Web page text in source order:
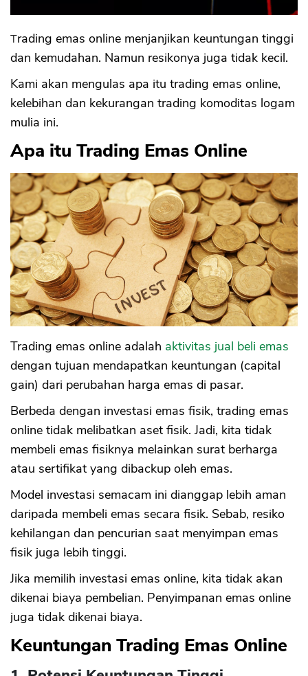
Trading emas online menjanjikan keuntungan tinggi
dan kemudahan. Namun resikonya juga tidak kecil.
Kami akan mengulas apa itu trading emas online,
kelebihan dan kekurangan trading komoditas logam
mulia ini.
Apa itu Trading Emas Online
Trading emas online adalah aktivitas jual beli emas
dengan tujuan mendapatkan keuntungan (capital
gain) dari perubahan harga emas di pasar.
Berbeda dengan investasi emas fisik, trading emas
online tidak melibatkan aset fisik. Jadi, kita tidak
membeli emas fisiknya melainkan surat berharga
atau sertifikat yang dibackup oleh emas.
Model investasi semacam ini dianggap lebih aman
daripada membeli emas secara fisik. Sebab, resiko
kehilangan dan pencurian saat menyimpan emas
fisik juga lebih tinggi.
Jika memilih investasi emas online, kita tidak akan
dikenai biaya pembelian. Penyimpanan emas online
juga tidak dikenai biaya.
Keuntungan Trading Emas Online